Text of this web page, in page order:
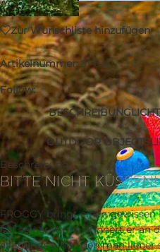
Zur Wunschliste hinzufügen
Artikelnummer:31-04P
Follow:
BESCHREIBUNG
OUTDOOR OBJECTS
Beschreibung
BITTE NICHT KÜSSEN!
FROGGY bringt einen
Mit seiner Krone erinnert er an
allerdings einer, den man lieber